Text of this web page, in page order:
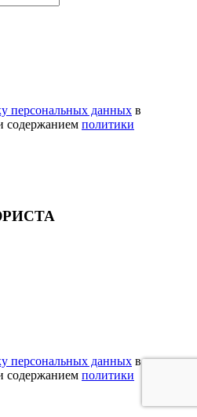
персональных данных в
содержанием политики
персональных данных в
содержанием политики